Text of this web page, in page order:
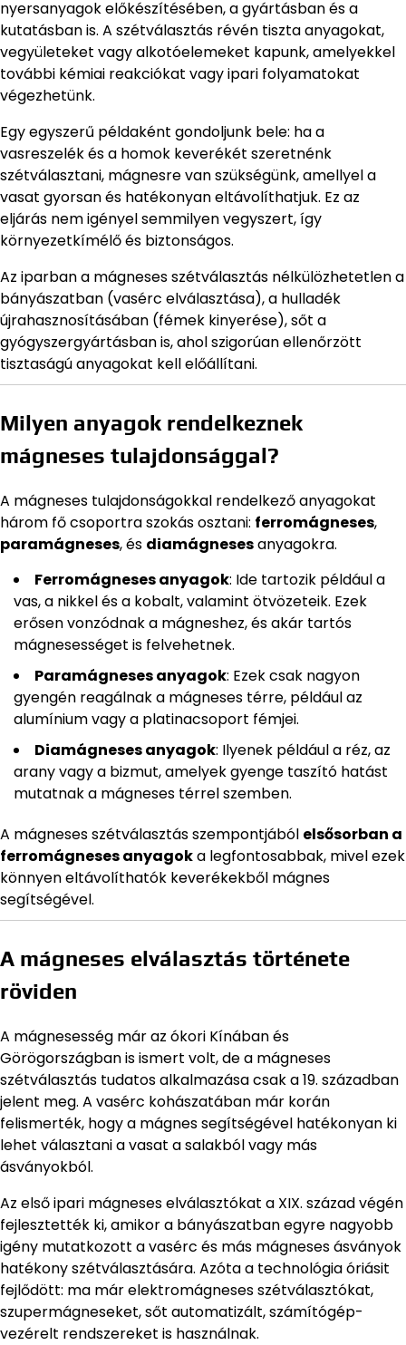
nyersanyagok előkészítésében, a gyártásban és a
kutatásban is. A szétválasztás révén tiszta anyagokat,
vegyületeket vagy alkotóelemeket kapunk, amelyekkel
további kémiai reakciókat vagy ipari folyamatokat
végezhetünk.
Egy egyszerű példaként gondoljunk bele: ha a
vasreszelék és a homok keverékét szeretnénk
szétválasztani, mágnesre van szükségünk, amellyel a
vasat gyorsan és hatékonyan eltávolíthatjuk. Ez az
eljárás nem igényel semmilyen vegyszert, így
környezetkímélő és biztonságos.
Az iparban a mágneses szétválasztás nélkülözhetetlen a
bányászatban (vasérc elválasztása), a hulladék
újrahasznosításában (fémek kinyerése), sőt a
gyógyszergyártásban is, ahol szigorúan ellenőrzött
tisztaságú anyagokat kell előállítani.
Milyen anyagok rendelkeznek
mágneses tulajdonsággal?
A mágneses tulajdonságokkal rendelkező anyagokat
három fő csoportra szokás osztani: ferromágneses,
paramágneses, és diamágnesesanyagokra.
Ferromágneses anyagok: Ide tartozik például a
vas, a nikkel és a kobalt, valamint ötvözeteik. Ezek
erősen vonzódnak a mágneshez, és akár tartós
mágnesességet is felvehetnek.
Paramágneses anyagok: Ezek csak nagyon
gyengén reagálnak a mágneses térre, például az
alumínium vagy a platinacsoport fémjei.
Diamágneses anyagok: Ilyenek például a réz, az
arany vagy a bizmut, amelyek gyenge taszító hatást
mutatnak a mágneses térrel szemben.
A mágneses szétválasztás szempontjából elsősorban a
ferromágneses anyagoka legfontosabbak, mivel ezek
könnyen eltávolíthatók keverékekből mágnes
segítségével.
A mágneses elválasztás története
röviden
A mágnesesség már az ókori Kínában és
Görögországban is ismert volt, de a mágneses
szétválasztás tudatos alkalmazása csak a 19. században
jelent meg. A vasérc kohászatában már korán
felismerték, hogy a mágnes segítségével hatékonyan ki
lehet választani a vasat a salakból vagy más
ásványokból.
Az első ipari mágneses elválasztókat a XIX. század végén
fejlesztették ki, amikor a bányászatban egyre nagyobb
igény mutatkozott a vasérc és más mágneses ásványok
hatékony szétválasztására. Azóta a technológia óriásit
fejlődött: ma már elektromágneses szétválasztókat,
szupermágneseket, sőt automatizált, számítógép-
vezérelt rendszereket is használnak.